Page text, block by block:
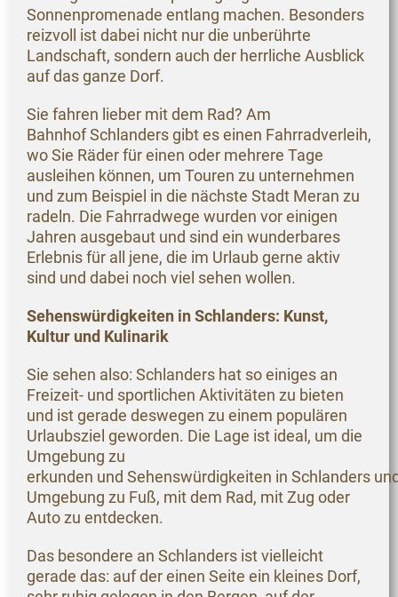
Sonnenpromenade entlang machen. Besonders
reizvoll ist dabei nicht nur die unberührte
Landschaft, sondern auch der herrliche Ausblick
auf das ganze Dorf.
Sie fahren lieber mit dem Rad? Am
Bahnhof Schlanders gibt es einen Fahrradverleih,
wo Sie Räder für einen oder mehrere Tage
ausleihen können, um Touren zu unternehmen
und zum Beispiel in die nächste Stadt Meran zu
radeln. Die Fahrradwege wurden vor einigen
Jahren ausgebaut und sind ein wunderbares
Erlebnis für all jene, die im Urlaub gerne aktiv
sind und dabei noch viel sehen wollen.
Sehenswürdigkeiten in Schlanders: Kunst,
Kultur und Kulinarik
Sie sehen also: Schlanders hat so einiges an
Freizeit- und sportlichen Aktivitäten zu bieten
und ist gerade deswegen zu einem populären
Urlaubsziel geworden. Die Lage ist ideal, um die
Umgebung zu
erkunden und Sehenswürdigkeiten in Schlanders
Umgebung zu Fuß, mit dem Rad, mit Zug oder
Auto zu entdecken.
Das besondere an Schlanders ist vielleicht
gerade das: auf der einen Seite ein kleines Dorf,